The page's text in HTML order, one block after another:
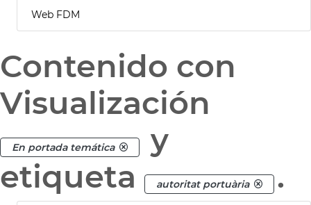
Web FDM
Contenido con
Visualización
En portada temática
y
etiqueta
autoritat portuària .